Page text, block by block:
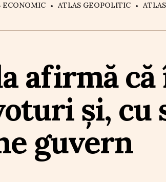
ECONOMIC ATLAS GEOPOLITIC
afirmă
și, cu
guvern